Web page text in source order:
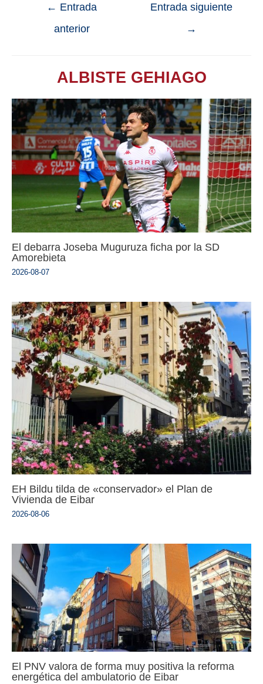
← Entrada
anterior
Entrada siguiente
→
ALBISTE GEHIAGO
El debarra Joseba Muguruza ficha por la SD
Amorebieta
2026-08-07
EH Bildu tilda de «conservador» el Plan de
Vivienda de Eibar
2026-08-06
El PNV valora de forma muy positiva la reforma
energética del ambulatorio de Eibar